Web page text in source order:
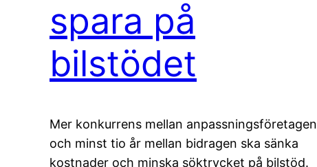
spara på
bilstödet
Mer konkurrens mellan anpassningsföretagen
och minst tio år mellan bidragen ska sänka
kostnader och minska söktrycket på bilstöd.